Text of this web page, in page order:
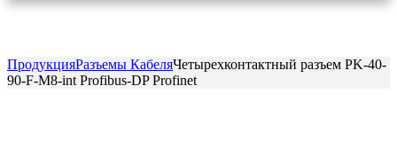
ПродукцияРазъемы КабеляЧетырехконтактный разъем PK-40-
90-F-M8-int Profibus-DP Profinet